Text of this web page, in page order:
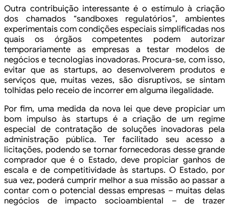
Outra contribuição interessante é o estímulo à criação
dos chamados “sandboxes regulatórios”, ambientes
experimentais com condições especiais simplificadas nos
quais os órgãos competentes podem autorizar
temporariamente as empresas a testar modelos de
negócios e tecnologias inovadoras. Procura-se, com isso,
evitar que as startups, ao desenvolverem produtos e
serviços que, muitas vezes, são disruptivos, se sintam
tolhidas pelo receio de incorrer em alguma ilegalidade.
Por fim, uma medida da nova lei que deve propiciar um
bom impulso às startups é a criação de um regime
especial de contratação de soluções inovadoras pela
administração pública. Ter facilitado seu acesso a
licitações, podendo se tornar fornecedoras desse grande
comprador que é o Estado, deve propiciar ganhos de
escala e de competitividade às startups. O Estado, por
sua vez, poderá cumprir melhor a sua missão ao passar a
contar com o potencial dessas empresas – muitas delas
negócios de impacto socioambiental – de trazer